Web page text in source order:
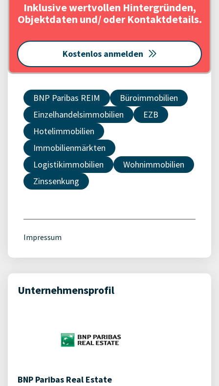
Inklusive wertvollen Hintergründen,
Objektdaten und/ oder Kontaktdetails.
Kostenlos anmelden
BNP Paribas REIM
Büroimmobilien
Einzelhandelsimmobilien
EZB
Hotelimmobilien
Immobilienmärkten
Logistikimmobilien
Wohnimmobilien
Zinssenkung
Impressum
Unternehmensprofil
BNP Paribas Real Estate